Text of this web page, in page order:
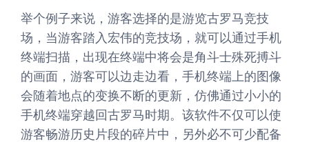
举个例子来说，游客选择的是游览古罗马竞技
场，当游客踏入宏伟的竞技场，就可以通过手机
终端扫描，出现在终端中将会是角斗士殊死搏斗
的画面，游客可以边走边看，手机终端上的图像
会随着地点的变换不断的更新，仿佛通过小小的
手机终端穿越回古罗马时期。该软件不仅可以使
游客畅游历史片段的碎片中，另外必不可少配备